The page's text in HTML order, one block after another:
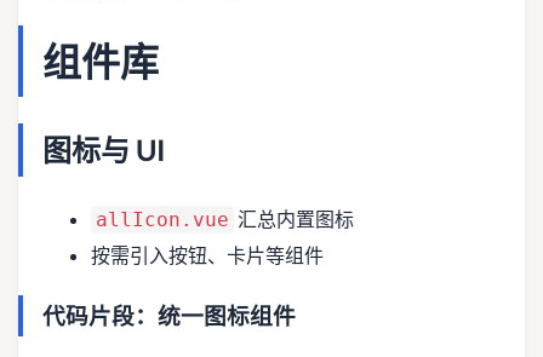
组件库
图标与 UI
allIcon.vue 汇总内置图标
按需引入按钮、卡片等组件
代码片段：统一图标组件